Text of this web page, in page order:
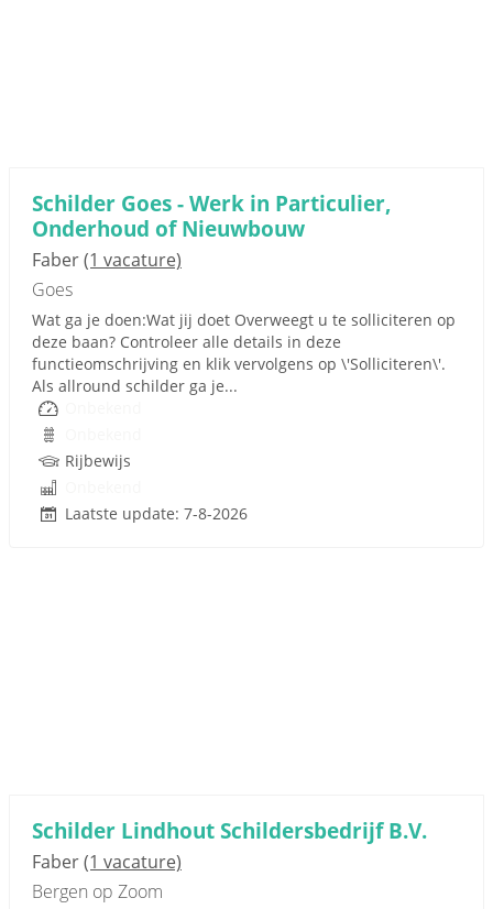
Schilder Goes - Werk in Particulier,
Onderhoud of Nieuwbouw
Faber(1 vacature)
Goes
Wat ga je doen:Wat jij doet Overweegt u te solliciteren op
deze baan? Controleer alle details in deze
functieomschrijving en klik vervolgens op \'Solliciteren\'.
Als allround schilder ga je...
Rijbewijs
Laatste update: 7-8-2026
Schilder Lindhout Schildersbedrijf B.V.
Faber(1 vacature)
Bergen op Zoom